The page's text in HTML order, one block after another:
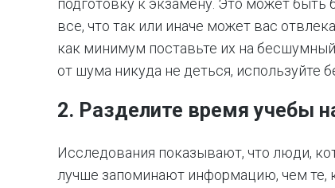
все, что так или иначе может вас
как минимум поставьте их на
от шума никуда не деться, используйте
2. Разделите время учебы
Исследования показывают, что люди,
лучше запоминают информацию, чем те,